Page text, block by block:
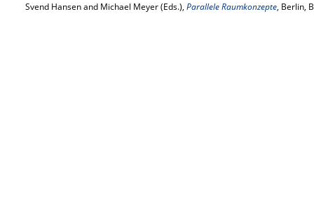
Svend Hansen and Michael Meyer (Eds.), Parallele Raumkonzepte, Berlin,